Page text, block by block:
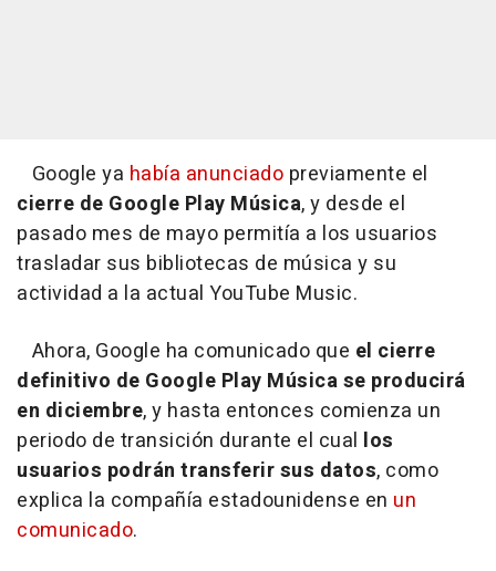
Google ya había anunciado previamente el
cierre de Google Play Música, y desde el
pasado mes de mayo permitía a los usuarios
trasladar sus bibliotecas de música y su
actividad a la actual YouTube Music.
Ahora, Google ha comunicado que el cierre
definitivo de Google Play Música se producirá
en diciembre, y hasta entonces comienza un
periodo de transición durante el cual los
usuarios podrán transferir sus datos, como
explica la compañía estadounidense en un
comunicado.